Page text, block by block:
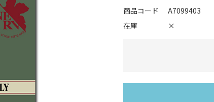
商品コード
A7099403
在庫
×